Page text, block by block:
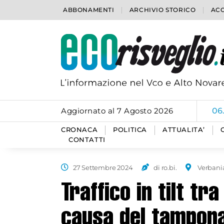
ABBONAMENTI ARCHIVIO STORICO
Aggiornato al 7 Agosto 2026
CRONACA POLITICA ATTUALITA’
CONTATTI
27 Settembre 2024 di ro.bi.
Traffico in tilt tra